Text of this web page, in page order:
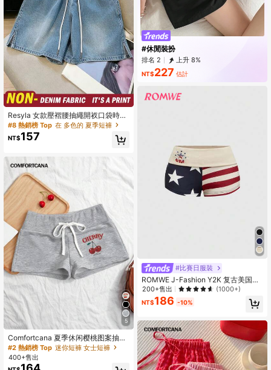
Resyla 女款壓褶腰抽繩開衩口袋時尚
短褲
#8 熱銷榜 Top 在 多色的 夏季短褲
NT$157
5
Comfortcana 夏季休闲樱桃图案抽绳
腰修身短裤
#2 熱銷榜 Top 迷你短褲 女士短褲
400+售出
#休閒裝扮
排名 2 上升 8%
NT$227 估計
#比賽日服裝
ROMWE J-Fashion Y2K 复古美国独
立日美国辣妹低腰迷你短裤，印有国
旗图案，女款
200+售出 (1000+)
NT$186 -10%